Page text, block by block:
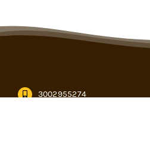
3002955274